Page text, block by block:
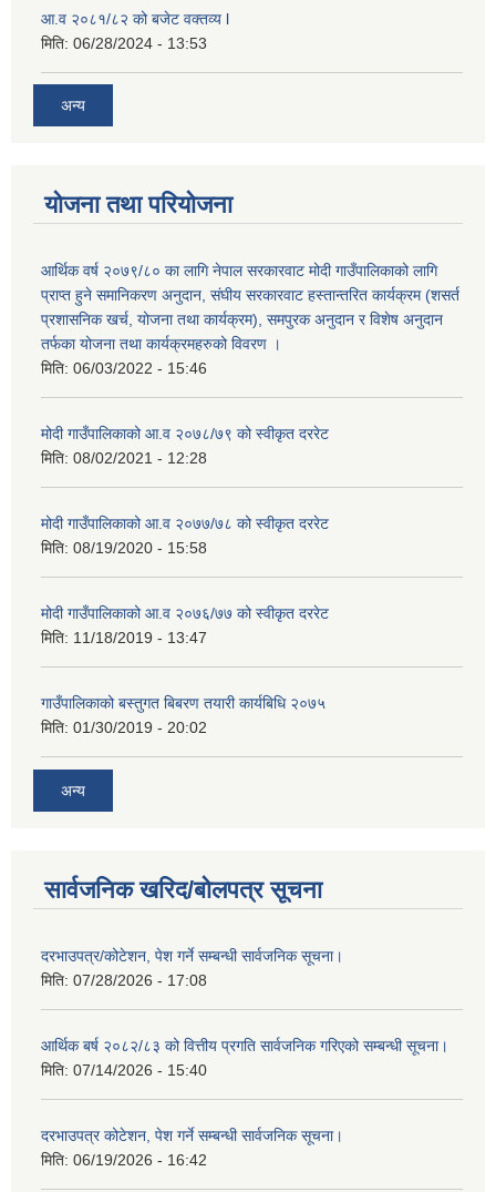
आ.व २०८१/८२ को बजेट वक्तव्य l
मिति: 06/28/2024 - 13:53
अन्य
योजना तथा परियोजना
आर्थिक वर्ष २०७९/८० का लागि नेपाल सरकारवाट मोदी गाउँपालिकाको लागि
प्राप्त हुने समानिकरण अनुदान, संघीय सरकारवाट हस्तान्तरित कार्यक्रम (शसर्त
प्रशासनिक खर्च, योजना तथा कार्यक्रम), समपुरक अनुदान र विशेष अनुदान
तर्फका योजना तथा कार्यक्रमहरुको विवरण ।
मिति: 06/03/2022 - 15:46
मोदी गाउँपालिकाको आ.व २०७८/७९ को स्वीकृत दररेट
मिति: 08/02/2021 - 12:28
मोदी गाउँपालिकाको आ.व २०७७/७८ को स्वीकृत दररेट
मिति: 08/19/2020 - 15:58
मोदी गाउँपालिकाको आ.व २०७६/७७ को स्वीकृत दररेट
मिति: 11/18/2019 - 13:47
गाउँपालिकाको बस्तुगत बिबरण तयारी कार्यबिधि २०७५
मिति: 01/30/2019 - 20:02
अन्य
सार्वजनिक खरिद/बोलपत्र सूचना
दरभाउपत्र/कोटेशन, पेश गर्ने सम्बन्धी सार्वजनिक सूचना।
मिति: 07/28/2026 - 17:08
आर्थिक बर्ष २०८२/८३ को वित्तीय प्रगति सार्वजनिक गरिएको सम्बन्धी सूचना।
मिति: 07/14/2026 - 15:40
दरभाउपत्र कोटेशन, पेश गर्ने सम्बन्धी सार्वजनिक सूचना।
मिति: 06/19/2026 - 16:42